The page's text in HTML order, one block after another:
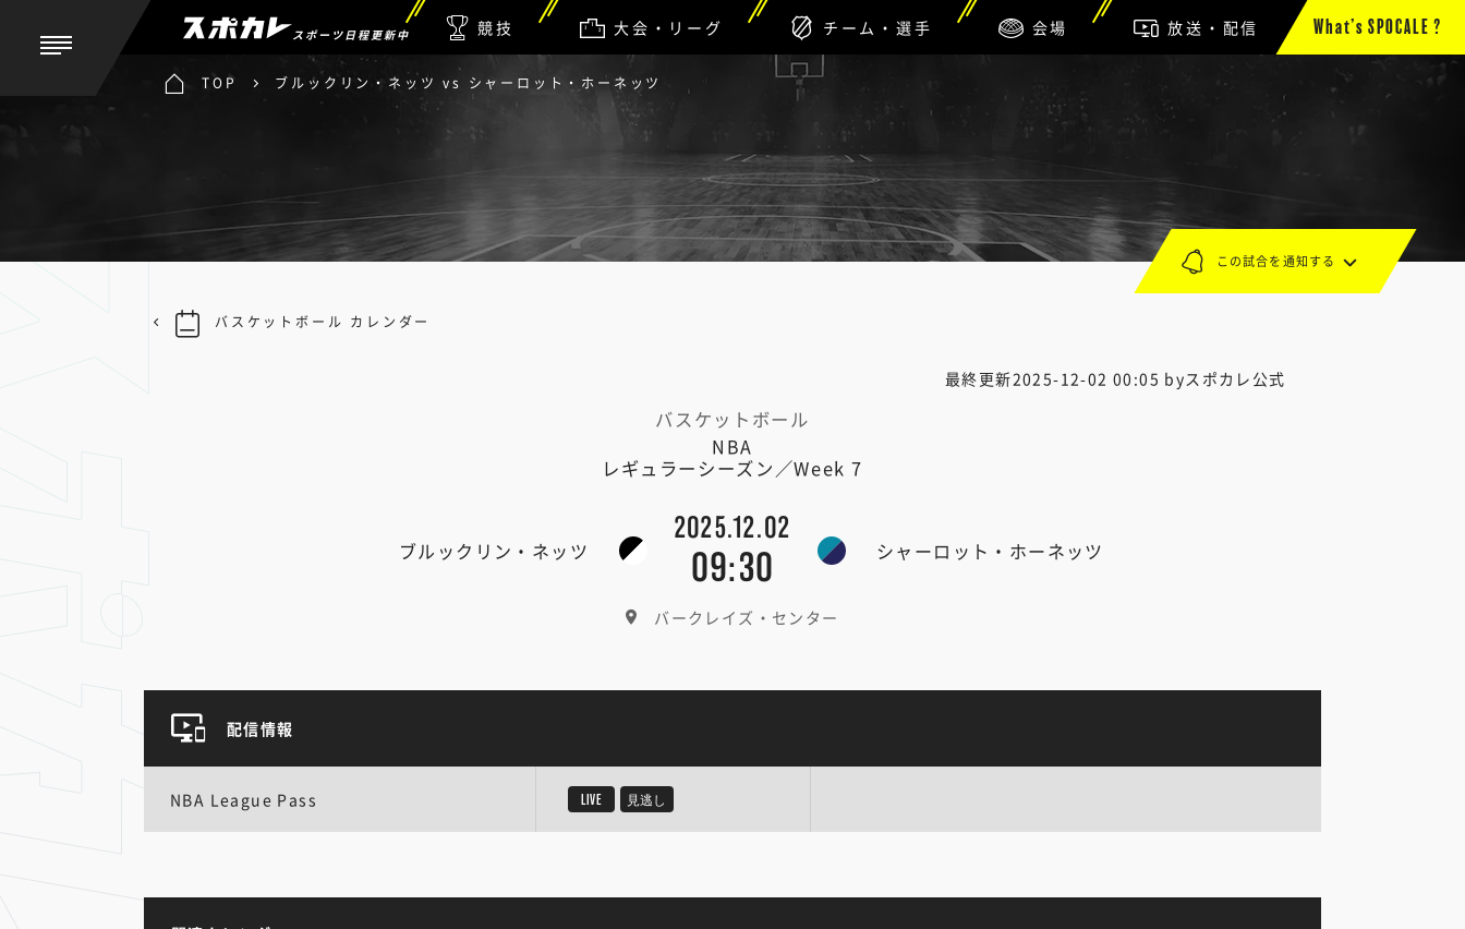
スポーツ日程更新中 競技 大会・リーグ チーム・選手 会場 放送・配信 What’s SPOCALE ?
TOP ブルックリン・ネッツ vs シャーロット・ホーネッツ
最終更新2025-12-02 00:05 byスポカレ公式
バスケットボール
NBA
レギュラーシーズン／Week 7
ブルックリン・ネッツ
2025.12.02
09:30 シャーロット・ホーネッツ
バークレイズ・センター
この試合を通知する
バスケットボール カレンダー
配信情報
NBA League Pass LIVE 見逃し